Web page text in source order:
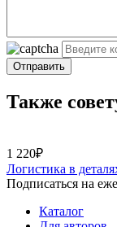
Отправить
Также
1 220₽
Логистика в
Подписаться на
Каталог